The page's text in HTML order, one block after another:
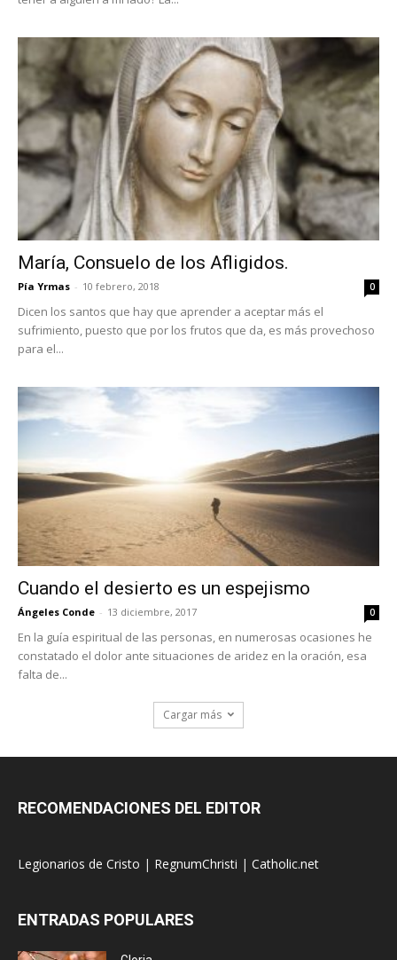
María, Consuelo de los Afligidos.
Pía Yrmas - 10 febrero, 2018 0
Dicen los santos que hay que aprender a aceptar más el
sufrimiento, puesto que por los frutos que da, es más provechoso
para el...
Cuando el desierto es un espejismo
Ángeles Conde - 13 diciembre, 2017 0
En la guía espiritual de las personas, en numerosas ocasiones he
constatado el dolor ante situaciones de aridez en la oración, esa
falta de...
Cargar más
RECOMENDACIONES DEL EDITOR
Legionarios de Cristo | RegnumChristi | Catholic.net
ENTRADAS POPULARES